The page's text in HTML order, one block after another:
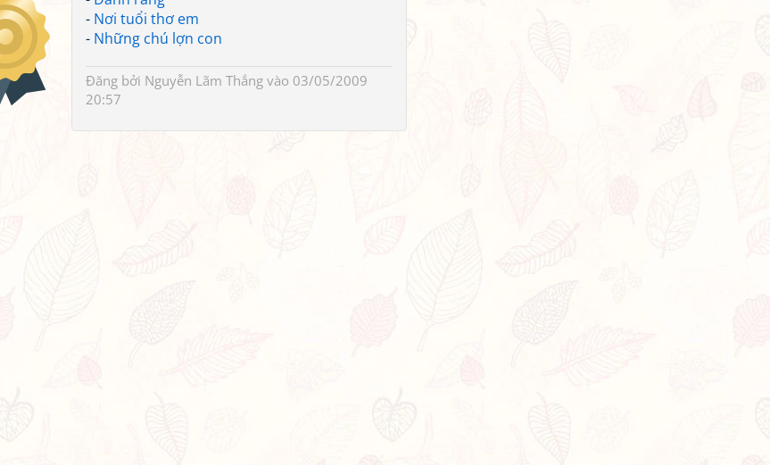
- Nơi tuổi thơ em
- Những chú lợn con
Đăng bởi Nguyễn Lãm Thắng vào 03/05/2009
20:57